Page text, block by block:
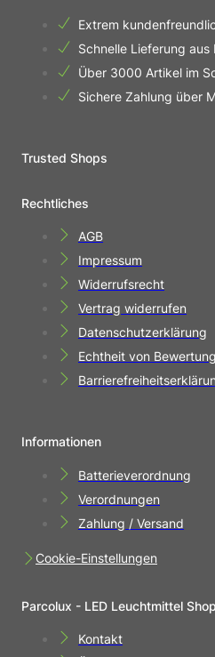
Extrem
Schnelle Lieferung aus
Über 3000 Artikel im
Sichere Zahlung über
Trusted Shops
Rechtliches
AGB
Impressum
Widerrufsrecht
Vertrag widerrufen
Datenschutzerklärung
Echtheit von
Informationen
Batterieverordnung
Verordnungen
Zahlung / Versand
Cookie-Einstellungen
Parcolux - LED Leuchtmittel Shop
Kontakt